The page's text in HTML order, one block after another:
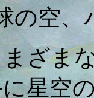
の空、
ざま
星空